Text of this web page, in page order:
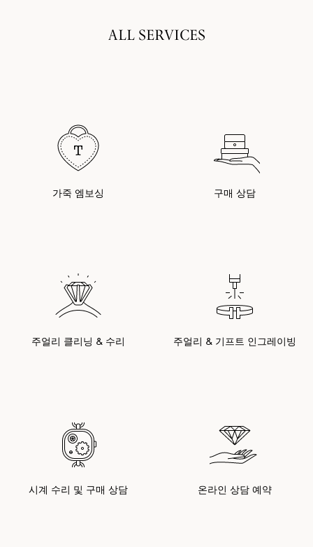
ALL SERVICES
가죽 엠보싱 구매 상담
주얼리 클리닝 & 수리 주얼리 & 기프트 인그레이빙
시계 수리 및 구매 상담 온라인 상담 예약